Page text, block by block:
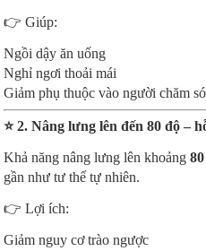
👉 Giúp:
Ngồi dậy ăn uống
Nghỉ ngơi thoải mái
Giảm phụ thuộc vào người chăm
⭐ 2. Nâng lưng lên đến 80 độ –
Khả năng nâng lưng lên khoảng
gần như tư thế tự nhiên.
👉 Lợi ích:
Giảm nguy cơ trào ngược